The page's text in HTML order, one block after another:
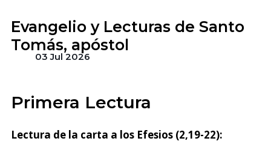
Evangelio y Lecturas de Santo
Tomás, apóstol
03 Jul 2026
Primera Lectura
Lectura de la carta a los Efesios (2,19-22):